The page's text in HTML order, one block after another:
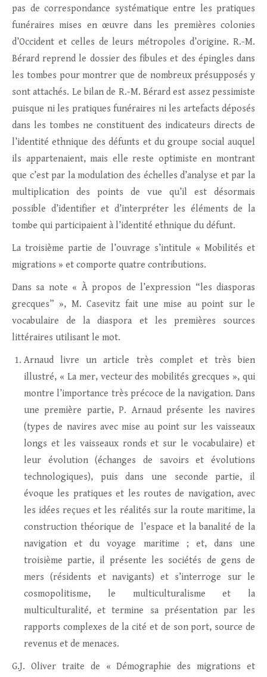
pas de correspondance systématique entre les pratiques
funéraires mises en œuvre dans les premières colonies
d’Occident et celles de leurs métropoles d’origine. R.-M.
Bérard reprend le dossier des fibules et des épingles dans
les tombes pour montrer que de nombreux présupposés y
sont attachés. Le bilan de R.-M. Bérard est assez pessimiste
puisque ni les pratiques funéraires ni les artefacts déposés
dans les tombes ne constituent des indicateurs directs de
l’identité ethnique des défunts et du groupe social auquel
ils appartenaient, mais elle reste optimiste en montrant
que c’est par la modulation des échelles d’analyse et par la
multiplication des points de vue qu’il est désormais
possible d’identifier et d’interpréter les éléments de la
tombe qui participaient à l’identité ethnique du défunt.
La troisième partie de l’ouvrage s’intitule « Mobilités et
migrations » et comporte quatre contributions.
Dans sa note « À propos de l’expression “les diasporas
grecques” », M. Casevitz fait une mise au point sur le
vocabulaire de la diaspora et les premières sources
littéraires utilisant le mot.
Arnaud livre un article très complet et très bien
illustré, « La mer, vecteur des mobilités grecques », qui
montre l’importance très précoce de la navigation. Dans
une première partie, P. Arnaud présente les navires
(types de navires avec mise au point sur les vaisseaux
longs et les vaisseaux ronds et sur le vocabulaire) et
leur évolution (échanges de savoirs et évolutions
technologiques), puis dans une seconde partie, il
évoque les pratiques et les routes de navigation, avec
les idées reçues et les réalités sur la route maritime, la
construction théorique de l’espace et la banalité de la
navigation et du voyage maritime ; et, dans une
troisième partie, il présente les sociétés de gens de
mers (résidents et navigants) et s’interroge sur le
cosmopolitisme, le multiculturalisme et la
multiculturalité, et termine sa présentation par les
rapports complexes de la cité et de son port, source de
revenus et de menaces.
G.J. Oliver traite de « Démographie des migrations et